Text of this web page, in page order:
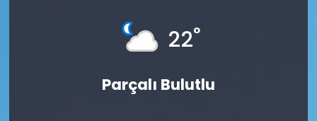
22°
Parçalı Bulutlu